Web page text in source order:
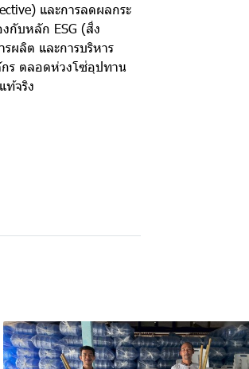
และการลดผลกระ
กับหลัก ESG (สิ่ง
ผลิต และการบริหาร
ร ตลอดห่วงโซ่อุปทาน
ท้จริง